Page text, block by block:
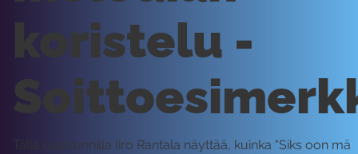
koristelu -
Tällä oppitunnilla Iiro Rantala näyttää, kuinka "Siks oon mä